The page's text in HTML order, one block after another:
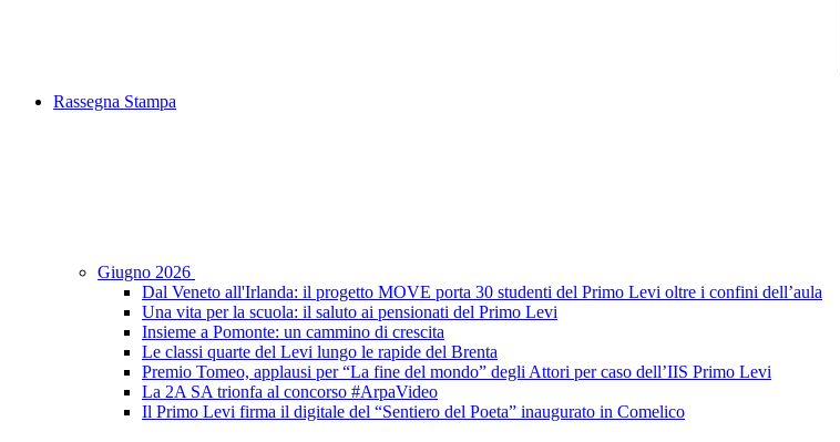
Rassegna Stampa
Giugno 2026
Dal Veneto all'Irlanda: il progetto MOVE porta 30 studenti del Primo Levi oltre i confini dell’aula
Una vita per la scuola: il saluto ai pensionati del Primo Levi
Insieme a Pomonte: un cammino di crescita
Le classi quarte del Levi lungo le rapide del Brenta
Premio Tomeo, applausi per “La fine del mondo” degli Attori per caso dell’IIS Primo Levi
La 2A SA trionfa al concorso #ArpaVideo
Il Primo Levi firma il digitale del “Sentiero del Poeta” inaugurato in Comelico